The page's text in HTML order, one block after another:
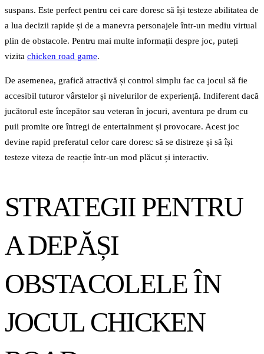
suspans. Este perfect pentru cei care doresc să își testeze abilitatea de
a lua decizii rapide și de a manevra personajele într-un mediu virtual
plin de obstacole. Pentru mai multe informații despre joc, puteți
vizita chicken road game.
De asemenea, grafică atractivă și control simplu fac ca jocul să fie
accesibil tuturor vârstelor și nivelurilor de experiență. Indiferent dacă
jucătorul este începător sau veteran în jocuri, aventura pe drum cu
puii promite ore întregi de entertainment și provocare. Acest joc
devine rapid preferatul celor care doresc să se distreze și să își
testeze viteza de reacție într-un mod plăcut și interactiv.
STRATEGII PENTRU
A DEPĂȘI
OBSTACOLELE ÎN
JOCUL CHICKEN